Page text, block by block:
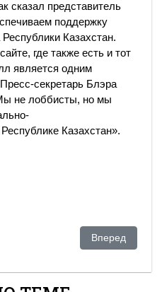
сказал представитель
поддержку
Казахстан.
где также есть и тот
является одним
секретарь Блэра
не лоббисты, но мы
Казахстан».
от «совка» Следующий:
Вперед